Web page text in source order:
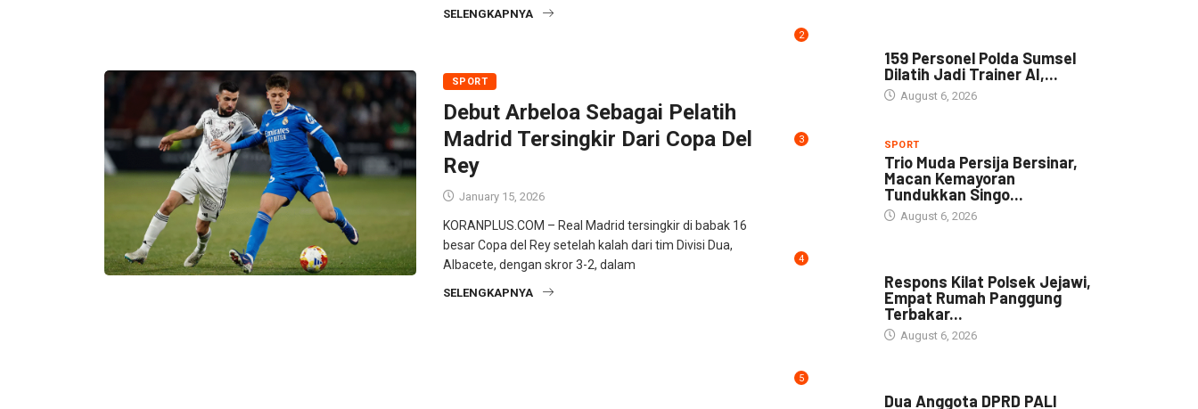
SELENGKAPNYA
SPORT
Debut Arbeloa Sebagai Pelatih
Madrid Tersingkir Dari Copa Del
Rey
January 15, 2026
KORANPLUS.COM – Real Madrid tersingkir di babak 16
besar Copa del Rey setelah kalah dari tim Divisi Dua,
Albacete, dengan skror 3-2, dalam
SELENGKAPNYA
2
159 Personel Polda Sumsel
Dilatih Jadi Trainer AI,...
August 6, 2026
3 SPORT
Trio Muda Persija Bersinar,
Macan Kemayoran
Tundukkan Singo...
August 6, 2026
4
Respons Kilat Polsek Jejawi,
Empat Rumah Panggung
Terbakar...
August 6, 2026
5
Dua Anggota DPRD PALI